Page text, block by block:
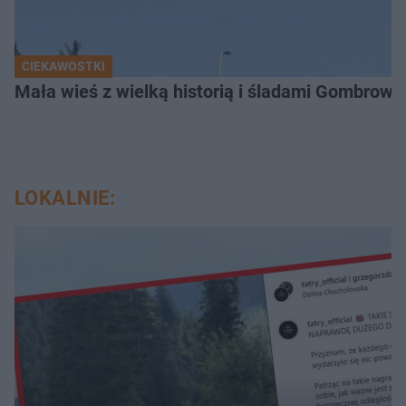
CIEKAWOSTKI
Mała wieś z wielką historią i śladami
LOKALNIE: